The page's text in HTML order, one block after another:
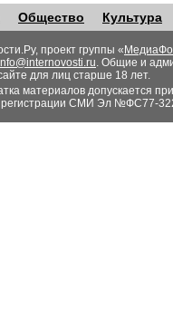
Общество Культура
проект группы «
. Общие и
для лиц старше 18 лет.
материалов допускается
регистрации СМИ Эл №ФС77-